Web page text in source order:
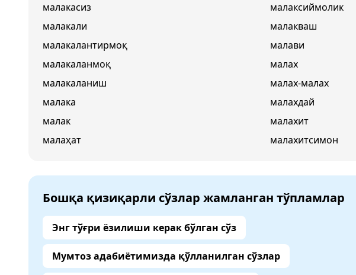
малакасиз
малакали
малакалантирмоқ
малакаланмоқ
малакаланиш
малака
малак
малаҳат
малаксиймолик
малакваш
малави
малах
малах-малах
малахдай
малахит
малахитсимон
Бошқа қизиқарли сўзлар жамланган тўпламлар
Энг тўғри ёзилиши керак бўлган сўз
Мумтоз адабиётимизда қўлланилган сўзлар